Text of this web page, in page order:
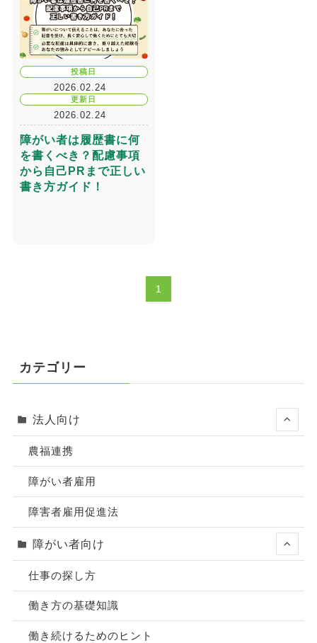
投稿日
2026.02.24
更新日
2026.02.24
障がい者は履歴書に何
を書くべき？配慮事項
から自己PRまで正しい
書き方ガイド！
1
カテゴリー
法人向け
農福連携
障がい者雇用
障害者雇用促進法
障がい者向け
仕事の探し方
働き方の基礎知識
働き続けるためのヒント